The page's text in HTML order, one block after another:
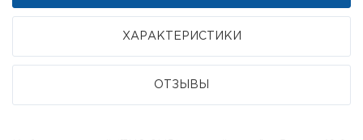
ХАРАКТЕРИСТИКИ
ОТЗЫВЫ